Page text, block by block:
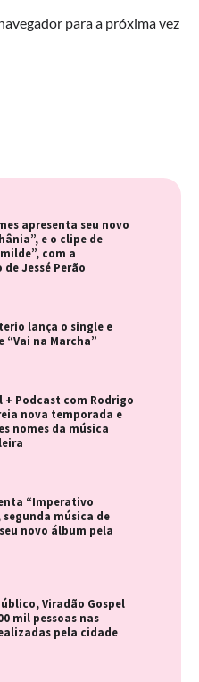
para a próxima vez
apresenta seu novo
e o clipe de
com a
Jessé Perão
lança o single e
“Vai na Marcha”
+ Podcast com Rodrigo
nova temporada e
nomes da música
“Imperativo
segunda música de
novo álbum pela
Viradão Gospel
mil pessoas nas
pela cidade